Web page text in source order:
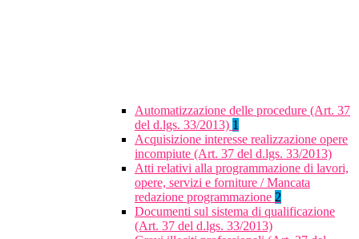
Automatizzazione delle procedure (Art. 37
del d.lgs. 33/2013) 1
Acquisizione interesse realizzazione opere
incompiute (Art. 37 del d.lgs. 33/2013)
Atti relativi alla programmazione di lavori,
opere, servizi e forniture / Mancata
redazione programmazione 2
Documenti sul sistema di qualificazione
(Art. 37 del d.lgs. 33/2013)